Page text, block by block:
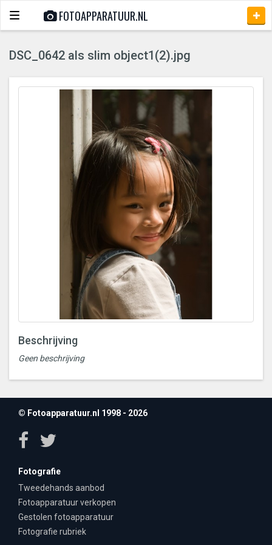
Toggle
navigation
FOTOAPPARATUUR.NL
DSC_0642 als slim object1(2).jpg
Beschrijving
Geen beschrijving
© Fotoapparatuur.nl 1998 - 2026
Fotografie
Tweedehands aanbod
Fotoapparatuur verkopen
Gestolen fotoapparatuur
Fotografie rubriek